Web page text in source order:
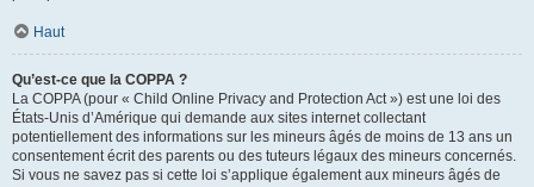
Haut
Qu’est-ce que la COPPA ?
La COPPA (pour « Child Online Privacy and Protection Act ») est une loi des
États-Unis d’Amérique qui demande aux sites internet collectant
potentiellement des informations sur les mineurs âgés de moins de 13 ans un
consentement écrit des parents ou des tuteurs légaux des mineurs concernés.
Si vous ne savez pas si cette loi s’applique également aux mineurs âgés de